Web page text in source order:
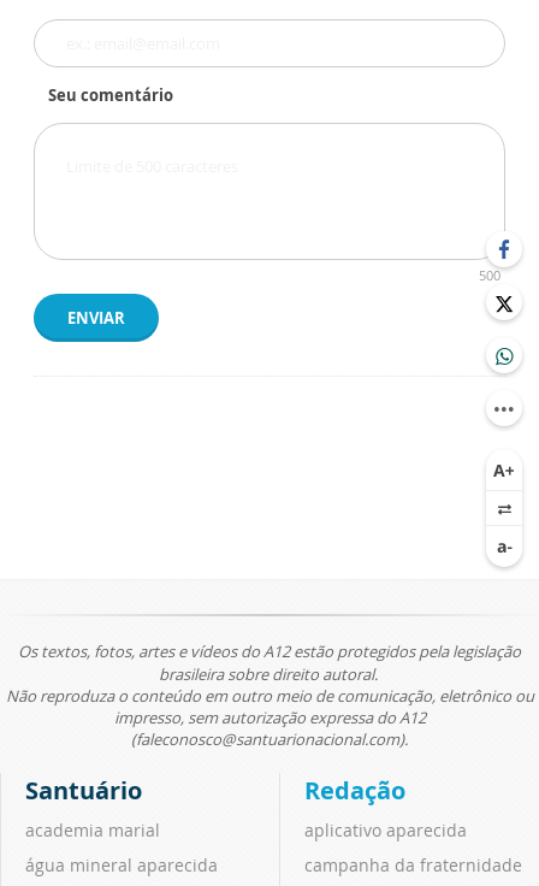
Seu comentário
500
ENVIAR
Os textos, fotos, artes e vídeos do A12 estão protegidos pela legislação
brasileira sobre direito autoral.
Não reproduza o conteúdo em outro meio de comunicação, eletrônico ou
impresso, sem autorização expressa do A12
(faleconosco@santuarionacional.com).
Santuário
academia marial
água mineral aparecida
Redação
aplicativo aparecida
campanha da fraternidade